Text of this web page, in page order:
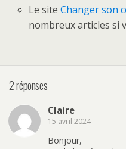
Le siteChanger son
nombreux articles si
2 réponses
Claire
15 avril 2024
Bonjour,